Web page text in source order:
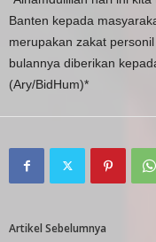
Banten kepada
merupakan zakat
bulannya diberikan
(Ary/BidHum)*
Artikel Sebelumnya